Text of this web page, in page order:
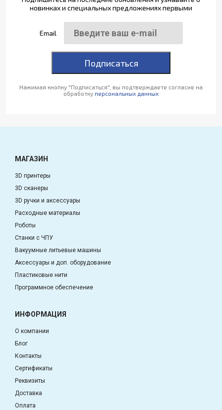
новинках и специальных предложениях первыми
Email
Подписаться
Нажимая кнопку "Подписаться", вы подтверждаете согласие на
обработку персональных данных
МАГАЗИН
3D принтеры
3D сканеры
3D ручки и аксессуары
Расходные материалы
Роботы
Станки с ЧПУ
Вакуумные литьевые машины
Аксессуары и доп. оборудование
Пластиковые нити
Программное обеспечение
ИНФОРМАЦИЯ
О компании
Блог
Контакты
Сертификаты
Реквизиты
Доставка
Оплата